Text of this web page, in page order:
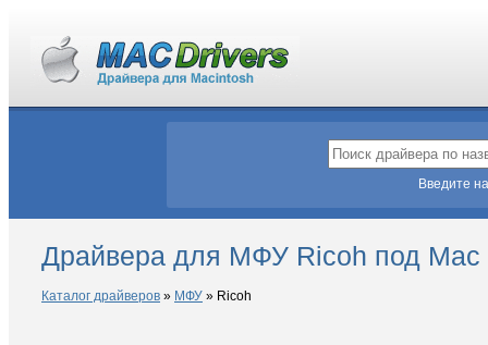
Введите
Драйвера для МФУ Ricoh под Mac
Каталог драйверов » МФУ » Ricoh